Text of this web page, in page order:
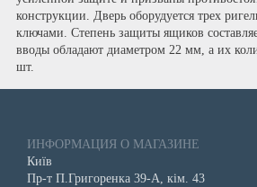
конструкции. Дверь оборудуется трех
ключами. Степень защиты ящиков
вводы обладают диаметром 22 мм, а их
шт.
ИНФОРМАЦИЯ О МАГАЗИНЕ
Київ
Пр-т П.Григоренка 39-А, кім. 43